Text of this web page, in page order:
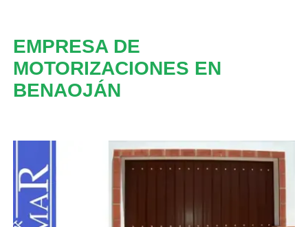
EMPRESA DE
MOTORIZACIONES EN
BENAOJÁN